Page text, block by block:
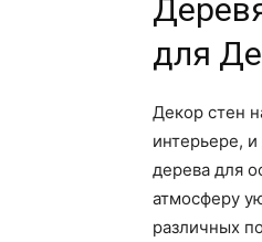
для
Декор стен
интерьере,
дерева для
атмосферу
различных